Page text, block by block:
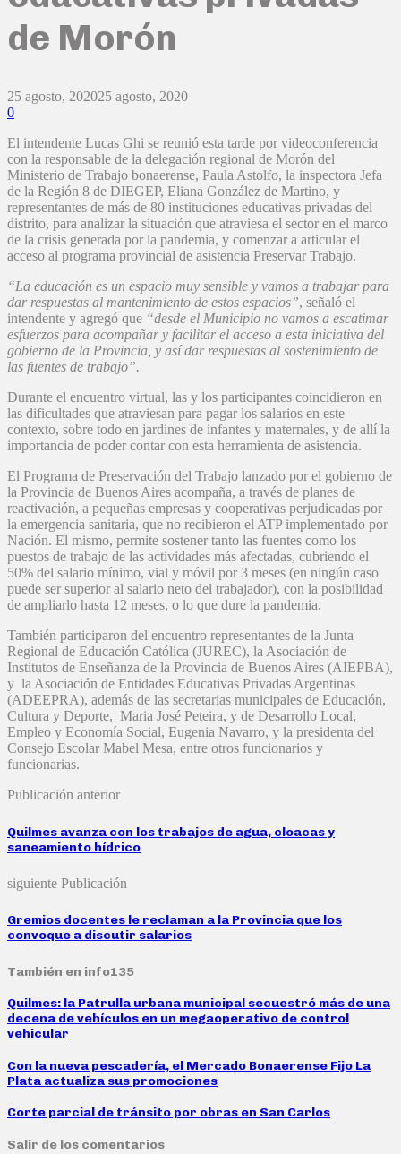
de Morón
25 agosto, 202025 agosto, 2020
0
El intendente Lucas Ghi se reunió esta tarde por videoconferencia
con la responsable de la delegación regional de Morón del
Ministerio de Trabajo bonaerense, Paula Astolfo, la inspectora Jefa
de la Región 8 de DIEGEP, Eliana González de Martino, y
representantes de más de 80 instituciones educativas privadas del
distrito, para analizar la situación que atraviesa el sector en el marco
de la crisis generada por la pandemia, y comenzar a articular el
acceso al programa provincial de asistencia Preservar Trabajo.
“La educación es un espacio muy sensible y vamos a trabajar para
dar respuestas al mantenimiento de estos espacios”, señaló el
intendente y agregó que “desde el Municipio no vamos a escatimar
esfuerzos para acompañar y facilitar el acceso a esta iniciativa del
gobierno de la Provincia, y así dar respuestas al sostenimiento de
las fuentes de trabajo”.
Durante el encuentro virtual, las y los participantes coincidieron en
las dificultades que atraviesan para pagar los salarios en este
contexto, sobre todo en jardines de infantes y maternales, y de allí la
importancia de poder contar con esta herramienta de asistencia.
El Programa de Preservación del Trabajo lanzado por el gobierno de
la Provincia de Buenos Aires acompaña, a través de planes de
reactivación, a pequeñas empresas y cooperativas perjudicadas por
la emergencia sanitaria, que no recibieron el ATP implementado por
Nación. El mismo, permite sostener tanto las fuentes como los
puestos de trabajo de las actividades más afectadas, cubriendo el
50% del salario mínimo, vial y móvil por 3 meses (en ningún caso
puede ser superior al salario neto del trabajador), con la posibilidad
de ampliarlo hasta 12 meses, o lo que dure la pandemia.
También participaron del encuentro representantes de la Junta
Regional de Educación Católica (JUREC), la Asociación de
Institutos de Enseñanza de la Provincia de Buenos Aires (AIEPBA),
y la Asociación de Entidades Educativas Privadas Argentinas
(ADEEPRA), además de las secretarias municipales de Educación,
Cultura y Deporte, Maria José Peteira, y de Desarrollo Local,
Empleo y Economía Social, Eugenia Navarro, y la presidenta del
Consejo Escolar Mabel Mesa, entre otros funcionarios y
funcionarias.
Publicación anterior
Quilmes avanza con los trabajos de agua, cloacas y
saneamiento hídrico
siguiente Publicación
Gremios docentes le reclaman a la Provincia que los
convoque a discutir salarios
También en info135
Quilmes: la Patrulla urbana municipal secuestró más de una
decena de vehículos en un megaoperativo de control
vehicular
Con la nueva pescadería, el Mercado Bonaerense Fijo La
Plata actualiza sus promociones
Corte parcial de tránsito por obras en San Carlos
Salir de los comentarios